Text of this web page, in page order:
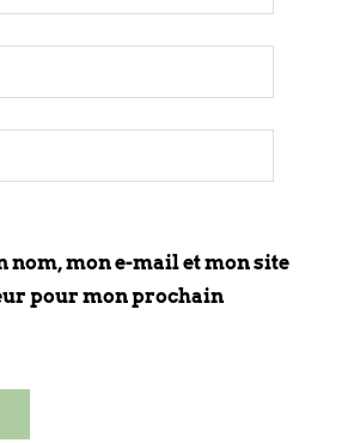
mon e-mail et mon site
pour mon prochain